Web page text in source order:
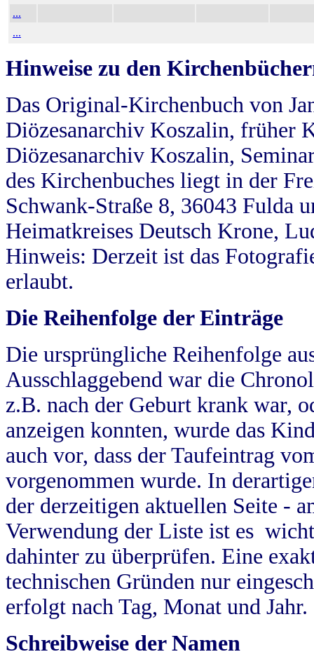
...
...
Hinweise zu den
Das Original-Kirchenbuch von
Diözesanarchiv Koszalin, früher
Diözesanarchiv Koszalin,
des Kirchenbuches liegt in der
Schwank-Straße 8, 36043 Fulda
Heimatkreises Deutsch Krone,
Hinweis: Derzeit ist das
erlaubt.
Die Reihenfolge der Einträge
Die ursprüngliche Reihenfolge
Ausschlaggebend war die
z.B. nach der Geburt krank war,
anzeigen konnten, wurde das
auch vor, dass der Taufeintrag
vorgenommen wurde. In
der derzeitigen aktuellen Seite -
Verwendung der Liste ist es
dahinter zu überprüfen. Eine
technischen Gründen nur
erfolgt nach Tag, Monat und Jahr.
Schreibweise der Namen